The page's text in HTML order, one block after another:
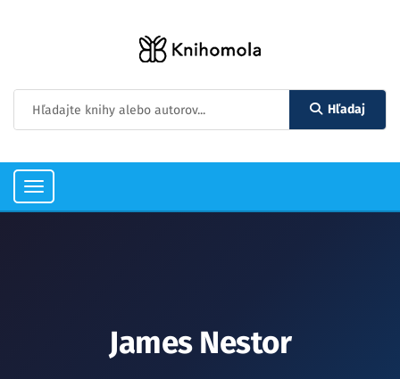
Hľadaj
Toggle
James Nestor